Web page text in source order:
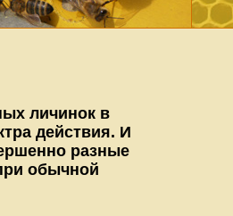
личинок в
действия. И
разные
обычной